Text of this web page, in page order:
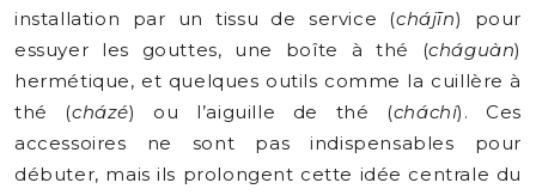
installation par un tissu de service (chájīn) pour
essuyer les gouttes, une boîte à thé (cháguàn)
hermétique, et quelques outils comme la cuillère à
thé (cházé) ou l’aiguille de thé (cháchí). Ces
accessoires ne sont pas indispensables pour
débuter, mais ils prolongent cette idée centrale du